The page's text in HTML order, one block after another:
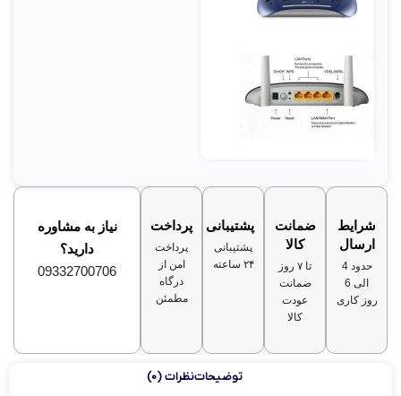
شرایط
ارسال
حدود 4
الی 6
روز کاری
ضمانت
کالا
تا ۷ روز
ضمانت
عودت
کالا
پشتیبانی
پشتیبانی
۲۴ ساعته
پرداخت
پرداخت
امن از
درگاه
مطمئن
نیاز به مشاوره
دارید؟
09332700706
توضیحاتنظرات (0)